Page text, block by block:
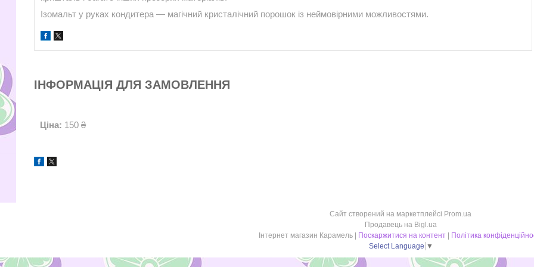
Ізомальт у руках кондитера — магічний кристалічний порошок із неймовірними можливостями.
ІНФОРМАЦІЯ ДЛЯ ЗАМОВЛЕННЯ
Ціна: 150 ₴
Сайт створений на маркетплейсі Prom.ua
Продавець на Bigl.ua
Інтернет магазин Карамель | Поскаржитися на контент | Політика
Select Language ▼